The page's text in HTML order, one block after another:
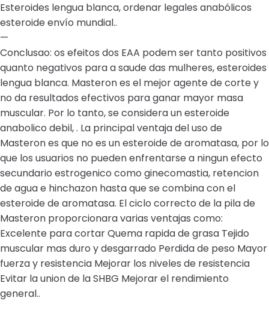
Esteroides lengua blanca, ordenar legales anabólicos
esteroide envío mundial..
—
Conclusao: os efeitos dos EAA podem ser tanto positivos
quanto negativos para a saude das mulheres, esteroides
lengua blanca. Masteron es el mejor agente de corte y
no da resultados efectivos para ganar mayor masa
muscular. Por lo tanto, se considera un esteroide
anabolico debil, . La principal ventaja del uso de
Masteron es que no es un esteroide de aromatasa, por lo
que los usuarios no pueden enfrentarse a ningun efecto
secundario estrogenico como ginecomastia, retencion
de agua e hinchazon hasta que se combina con el
esteroide de aromatasa. El ciclo correcto de la pila de
Masteron proporcionara varias ventajas como:
Excelente para cortar Quema rapida de grasa Tejido
muscular mas duro y desgarrado Perdida de peso Mayor
fuerza y resistencia Mejorar los niveles de resistencia
Evitar la union de la SHBG Mejorar el rendimiento
general..